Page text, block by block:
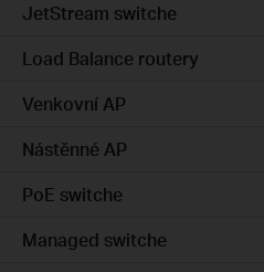
JetStream switche
Load Balance routery
Venkovní AP
Nástěnné AP
PoE switche
Managed switche